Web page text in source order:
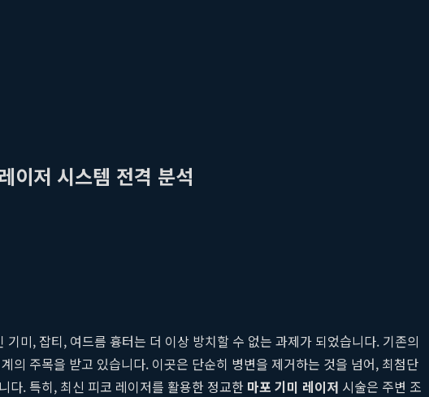
이저 시스템 전격 분석
미, 잡티, 여드름 흉터는 더 이상 방치할 수 없는 과제가 되었습니다. 기존의
의 주목을 받고 있습니다. 이곳은 단순히 병변을 제거하는 것을 넘어, 최첨단
다. 특히, 최신 피코 레이저를 활용한 정교한 마포 기미 레이저 시술은 주변 조